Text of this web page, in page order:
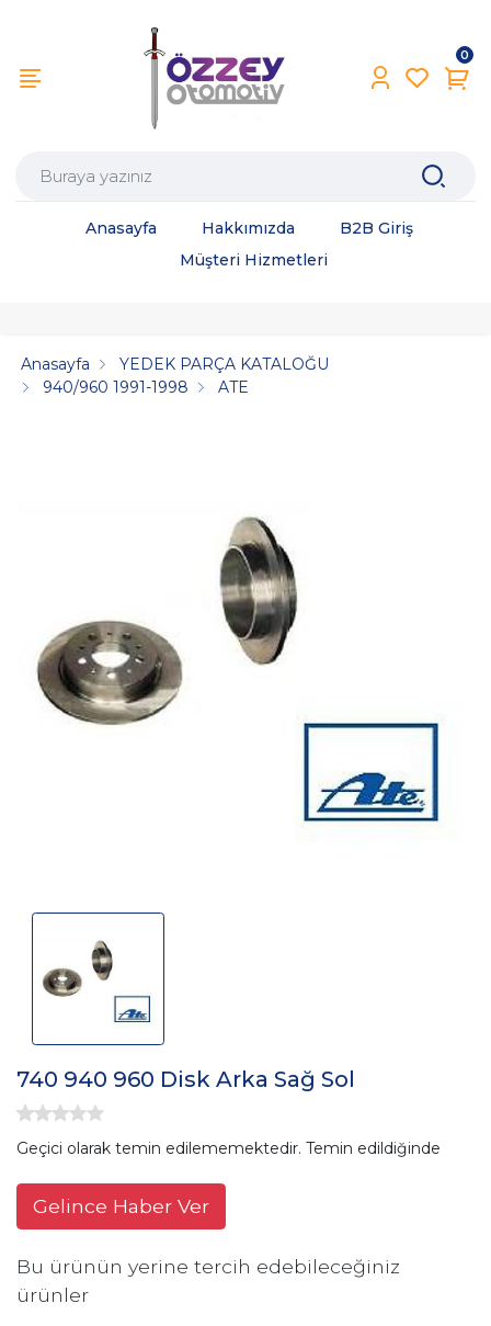
0
Anasayfa Hakkımızda
B2B Giriş
Müşteri Hizmetleri
Anasayfa
YEDEK PARÇA KATALOĞU
940/960 1991-1998
ATE
740 940 960 Disk Arka Sağ Sol
Geçici olarak temin edilememektedir. Temin edildiğinde
Gelince Haber Ver
Bu ürünün yerine tercih edebileceğiniz
ürünler